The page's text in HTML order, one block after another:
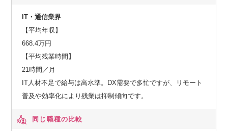
IT・通信業界
【平均年収】
668.4万円
【平均残業時間】
21時間／月
IT人材不足で給与は高水準。DX需要で多忙ですが、リモート
普及や効率化により残業は抑制傾向です。
同じ職種の比較